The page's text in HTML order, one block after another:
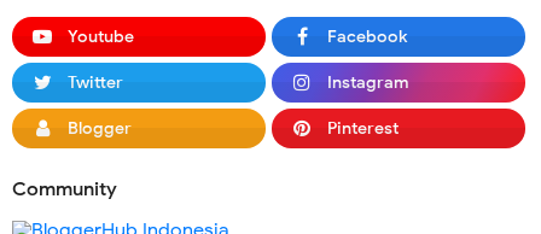
Youtube Facebook
Twitter Instagram
Blogger Pinterest
Community